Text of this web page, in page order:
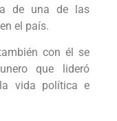
de una de las
el país.
con él se
que lideró
vida política e